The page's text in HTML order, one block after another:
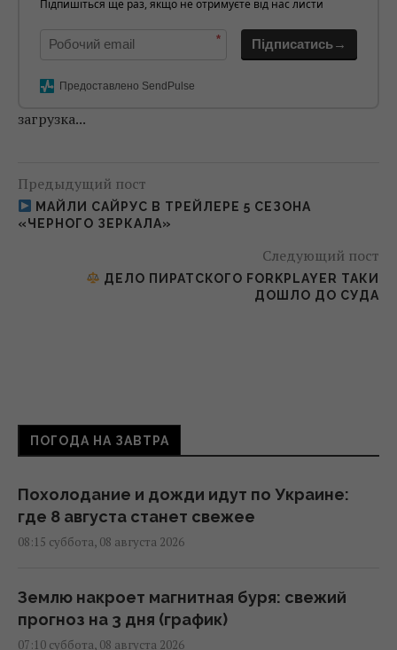
Підпишіться ще раз, якщо не отримуєте від нас листи
* Підписатись→
Предоставлено SendPulse
загрузка...
Предыдущий пост
МАЙЛИ САЙРУС В ТРЕЙЛЕРЕ 5 СЕЗОНА
«ЧЕРНОГО ЗЕРКАЛА»
Следующий пост
ДЕЛО ПИРАТСКОГО FORKPLAYER ТАКИ
ДОШЛО ДО СУДА
ПОГОДА НА ЗАВТРА
Похолодание и дожди идут по Украине:
где 8 августа станет свежее
08:15 суббота, 08 августа 2026
Землю накроет магнитная буря: свежий
прогноз на 3 дня (график)
07:10 суббота, 08 августа 2026